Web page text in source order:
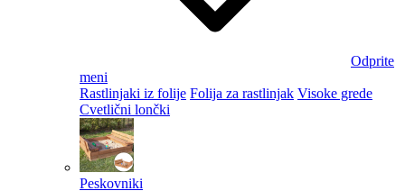
Odprite
meni
Rastlinjaki iz folije Folija za rastlinjak Visoke grede
Cvetlični lončki
Peskovniki